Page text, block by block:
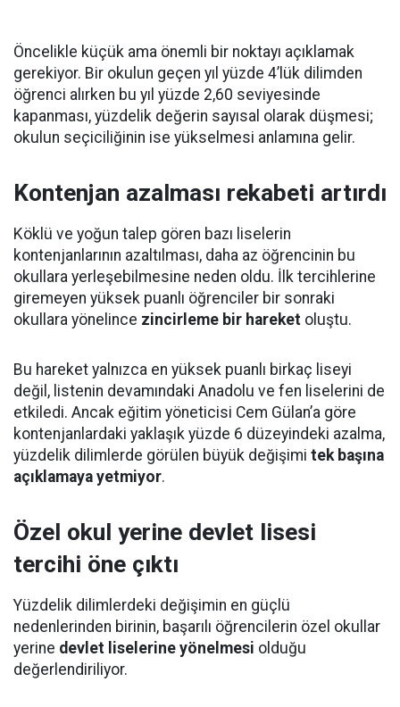
Öncelikle küçük ama önemli bir noktayı açıklamak
gerekiyor. Bir okulun geçen yıl yüzde 4’lük dilimden
öğrenci alırken bu yıl yüzde 2,60 seviyesinde
kapanması, yüzdelik değerin sayısal olarak düşmesi;
okulun seçiciliğinin ise yükselmesi anlamına gelir.
Kontenjan azalması rekabeti artırdı
Köklü ve yoğun talep gören bazı liselerin
kontenjanlarının azaltılması, daha az öğrencinin bu
okullara yerleşebilmesine neden oldu. İlk tercihlerine
giremeyen yüksek puanlı öğrenciler bir sonraki
okullara yönelince zincirleme bir hareket oluştu.
Bu hareket yalnızca en yüksek puanlı birkaç liseyi
değil, listenin devamındaki Anadolu ve fen liselerini de
etkiledi. Ancak eğitim yöneticisi Cem Gülan’a göre
kontenjanlardaki yaklaşık yüzde 6 düzeyindeki azalma,
yüzdelik dilimlerde görülen büyük değişimi tek başına
açıklamaya yetmiyor.
Özel okul yerine devlet lisesi
tercihi öne çıktı
Yüzdelik dilimlerdeki değişimin en güçlü
nedenlerinden birinin, başarılı öğrencilerin özel okullar
yerine devlet liselerine yönelmesi olduğu
değerlendiriliyor.